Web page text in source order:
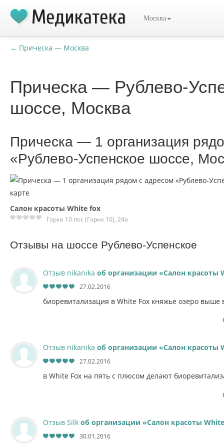
Москва
← Прическа — Москва
Прическа — Рублево-
шоссе, Москва
Прическа — 1 организация
«Рублево-Успенское шоссе,
Салон красоты White fox
Горки 10 пос (Горки 10), 24а
Отзывы на шоссе Рублево-Успенское
Отзыв nikanika об организации «Салон красоты
27.02.2016
биоревитализация в White Fox княжье озеро выше
Отзыв nikanika об организации «Салон красоты
27.02.2016
в White Fox на пять с плюсом делают
Отзыв Silk об организации «Салон красоты
30.01.2016